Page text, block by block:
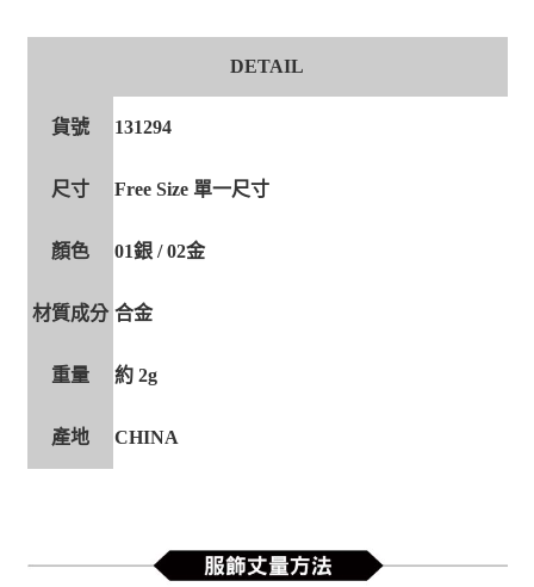
DETAIL
貨號 131294
尺寸 Free Size 單一尺寸
顏色 01銀 / 02金
材質成分 合金
重量 約 2g
產地 CHINA